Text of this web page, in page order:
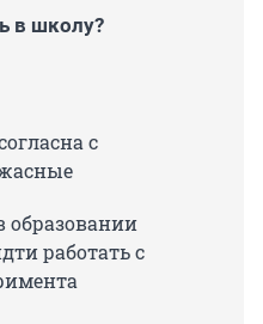
в школу?
с
работать с